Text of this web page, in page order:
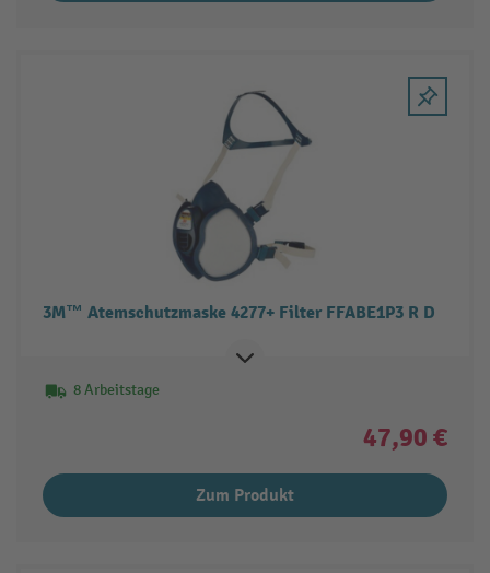
3M™ Atemschutzmaske 4277+ Filter FFABE1P3 R D
8 Arbeitstage
47,90 €
Zum Produkt